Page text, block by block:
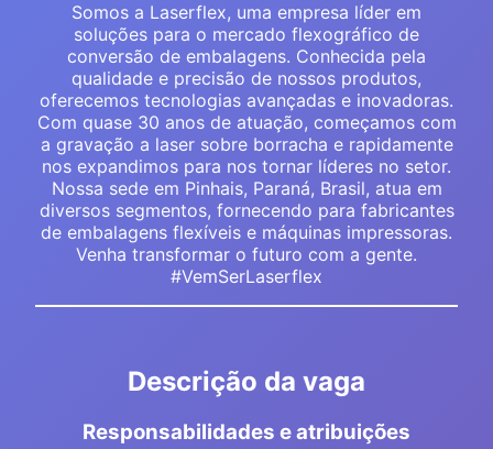
Somos a Laserflex, uma empresa líder em
soluções para o mercado flexográfico de
conversão de embalagens. Conhecida pela
qualidade e precisão de nossos produtos,
oferecemos tecnologias avançadas e inovadoras.
Com quase 30 anos de atuação, começamos com
a gravação a laser sobre borracha e rapidamente
nos expandimos para nos tornar líderes no setor.
Nossa sede em Pinhais, Paraná, Brasil, atua em
diversos segmentos, fornecendo para fabricantes
de embalagens flexíveis e máquinas impressoras.
Venha transformar o futuro com a gente.
#VemSerLaserflex
Descrição da vaga
Responsabilidades e atribuições